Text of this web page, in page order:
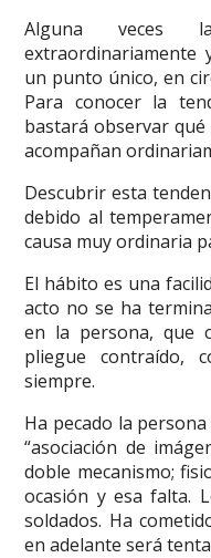
Alguna veces
extraordinariamente
un punto único, en
Para conocer la
bastará observar qué
acompañan
Descubrir esta
debido al
causa muy ordinaria
El hábito es una
acto no se ha
en la persona, que
pliegue contraído,
siempre.
Ha pecado la
“asociación de
doble mecanismo;
ocasión y esa falta.
soldados. Ha
en adelante será